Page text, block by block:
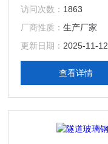
访问次数： 1863
厂商性质：生产厂家
更新日期： 2025-11-12
查看详情